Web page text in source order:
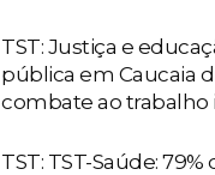
TST: Justiça e
pública em Caucaia
combate ao trabalho
TST: TST-Saúde: